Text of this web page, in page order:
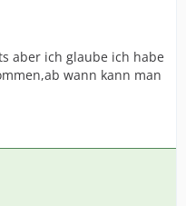
aber ich glaube ich habe
wann kann man